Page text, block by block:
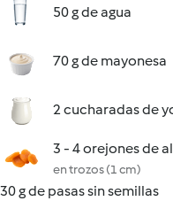
50 g de agua
70 g de mayonesa
2 cucharadas de
3 - 4 orejones de
en trozos (1 cm)
30 g de pasas sin semillas